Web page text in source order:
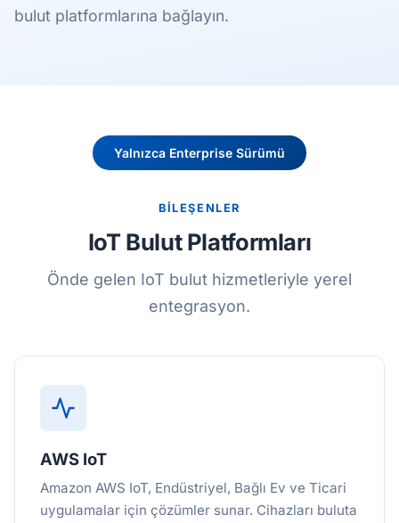
bulut platformlarına bağlayın.
Yalnızca Enterprise Sürümü
BİLEŞENLER
IoT Bulut Platformları
Önde gelen IoT bulut hizmetleriyle yerel
entegrasyon.
AWS IoT
Amazon AWS IoT, Endüstriyel, Bağlı Ev ve Ticari
uygulamalar için çözümler sunar. Cihazları buluta